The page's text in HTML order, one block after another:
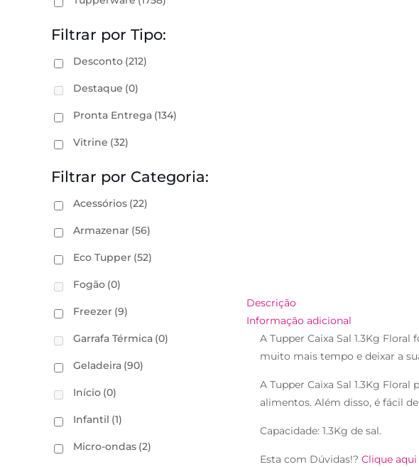
Descrição
Informação adicional
A Tupper Caixa Sal 1.3Kg
muito mais tempo e deixar a
A Tupper Caixa Sal 1.3Kg
alimentos. Além disso, é fácil
Capacidade: 1.3Kg de sal.
Esta com Dúvidas!?Clique aqui
Filtrar por Tipo:
Desconto (212)
Destaque (0)
Pronta Entrega (134)
Vitrine (32)
Filtrar por Categoria:
Acessórios (22)
Armazenar (56)
Eco Tupper (52)
Fogão (0)
Freezer (9)
Garrafa Térmica (0)
Geladeira (90)
Início (0)
Infantil (1)
Micro-ondas (2)